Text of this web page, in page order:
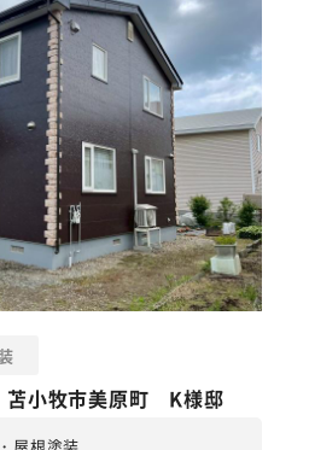
苫小牧市美原町 K様邸